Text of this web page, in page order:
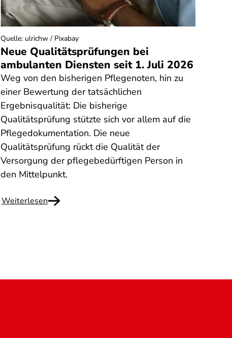
Neue Qualitätsprüfungen bei
ambulanten Diensten seit 1. Juli 2026
Weg von den bisherigen Pflegenoten, hin zu
einer Bewertung der tatsächlichen
Ergebnisqualität: Die bisherige
Qualitätsprüfung stützte sich vor allem auf die
Pflegedokumentation. Die neue
Qualitätsprüfung rückt die Qualität der
Versorgung der pflegebedürftigen Person in
den Mittelpunkt.
Weiterlesen
Quelle: ulrichw / Pixabay